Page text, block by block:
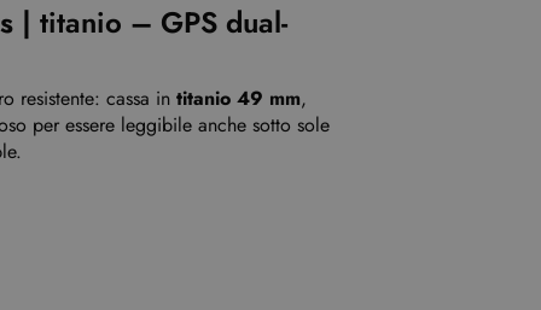
| titanio – GPS dual-
resistente: cassa in titanio 49 mm,
per essere leggibile anche sotto sole